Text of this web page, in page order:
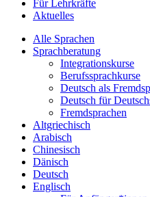
Für Lehrkräfte
Aktuelles
Alle Sprachen
Sprachberatung
Integrationskurse
Berufssprachkurse
Deutsch als
Deutsch für
Fremdsprachen
Altgriechisch
Arabisch
Chinesisch
Dänisch
Deutsch
Englisch